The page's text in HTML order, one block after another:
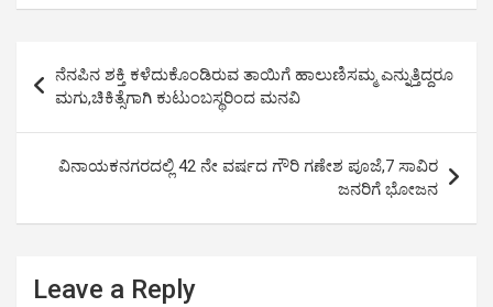
at
s
A
p
p
ce
b
o
o
k
tt
er
ail py
Li
n
k
ar
navigation
ನೆನಪಿನ ಶಕ್ತಿ ಕಳೆದುಕೊಂಡಿರುವ ತಾಯಿಗೆ ಹಾಲುಣಿಸಮ್ಮ ಎನ್ನುತ್ತಿದ್ದರೂ
ಮಗು,ಚಿಕಿತ್ಸೆಗಾಗಿ ಕುಟುಂಬಸ್ಥರಿಂದ ಮನವಿ
ವಿನಾಯಕನಗರದಲ್ಲಿ 42 ನೇ ವರ್ಷದ ಗೌರಿ ಗಣೇಶ ಪೂಜೆ,7 ಸಾವಿರ
ಜನರಿಗೆ ಭೋಜನ
Leave a Reply